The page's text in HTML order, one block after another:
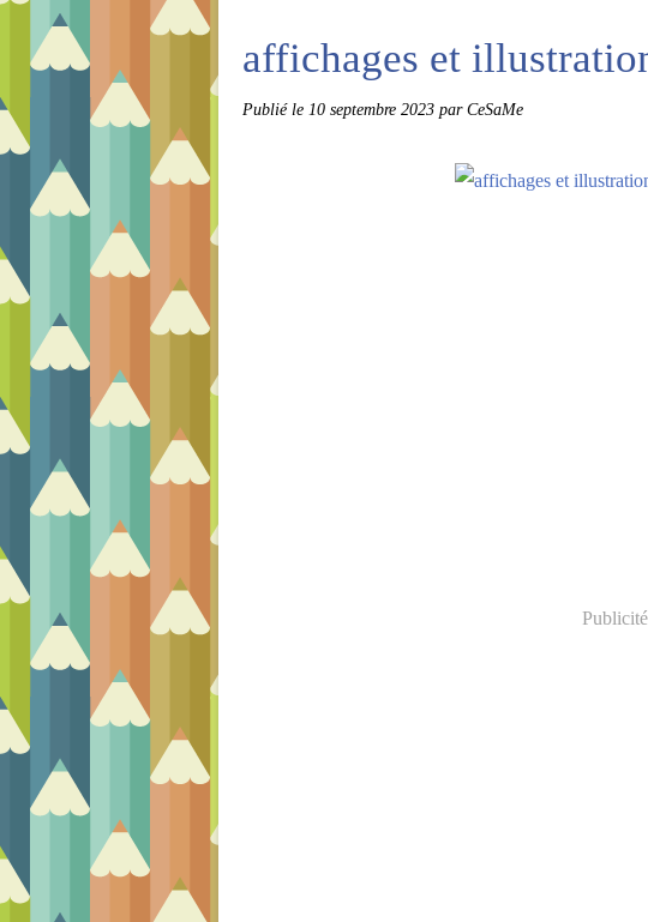
affichages et
Publié le 10 septembre 2023 par CeSaMe
Publicité